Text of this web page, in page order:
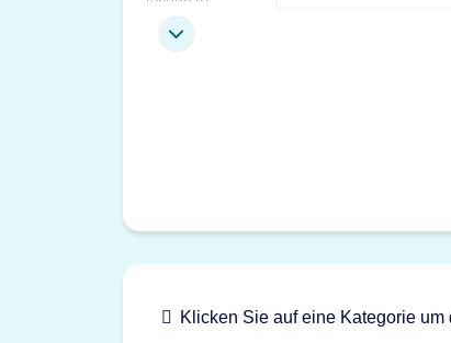
Klicken Sie auf eine Kategorie